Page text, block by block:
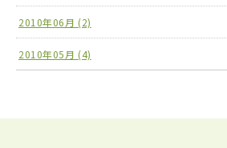
2010年06月 (2)
2010年05月 (4)